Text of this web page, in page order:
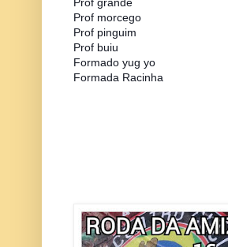
Prof morcego
Prof pinguim
Prof buiu
Formado yug yo
Formada Racinha